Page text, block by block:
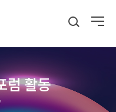
럼 활동